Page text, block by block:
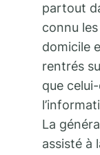
partout
connu
domicile
rentrés
que
La
assisté à